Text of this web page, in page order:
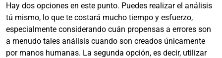
Hay dos opciones en este punto. Puedes realizar el análisis
tú mismo, lo que te costará mucho tiempo y esfuerzo,
especialmente considerando cuán propensas a errores son
a menudo tales análisis cuando son creados únicamente
por manos humanas. La segunda opción, es decir, utilizar